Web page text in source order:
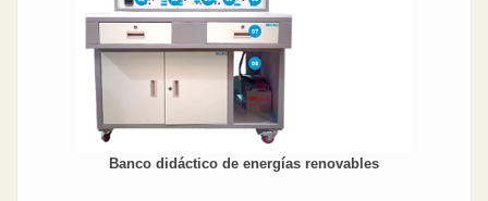
Banco didáctico de energías renovables